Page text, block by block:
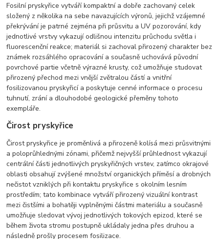
Fosilní pryskyřice vytváří kompaktní a dobře zachovaný celek
složený z několika na sebe navazujících výronů, jejichž vzájemné
překrývání je patrné zejména při průsvitu a UV pozorování, kdy
jednotlivé vrstvy vykazují odlišnou intenzitu průchodu světla i
fluorescenční reakce; materiál si zachoval přirozený charakter bez
známek rozsáhlého opracování a současně uchovává původní
povrchové partie včetně výrazné krusty, což umožňuje studovat
přirozený přechod mezi vnější zvětralou částí a vnitřní
fosilizovanou pryskyřicí a poskytuje cenné informace o procesu
tuhnutí, zrání a dlouhodobé geologické přeměny tohoto
exempláře.
Čirost pryskyřice
Čirost pryskyřice je proměnlivá a přirozeně kolísá mezi průsvitnými
a poloprůhlednými zónami, přičemž nejvyšší průhlednost vykazují
centrální části jednotlivých pryskyřičných vrstev, zatímco okrajové
oblasti obsahují zvýšené množství organických příměsí a drobných
nečistot vzniklých při kontaktu pryskyřice s okolním lesním
prostředím; tato kombinace vytváří přirozený vizuální kontrast
mezi čistšími a bohatěji vyplněnými částmi materiálu a současně
umožňuje sledovat vývoj jednotlivých tokových epizod, které se
během života stromu postupně ukládaly jedna přes druhou a
následně prošly procesem fosilizace.